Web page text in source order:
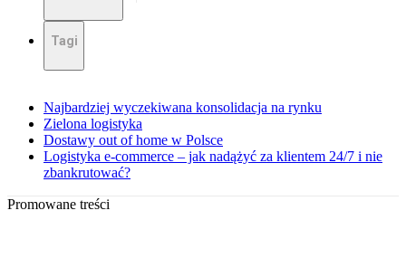
Tagi
Najbardziej wyczekiwana konsolidacja na rynku
Zielona logistyka
Dostawy out of home w Polsce
Logistyka e-commerce – jak nadążyć za klientem 24/7 i nie
zbankrutować?
Promowane treści